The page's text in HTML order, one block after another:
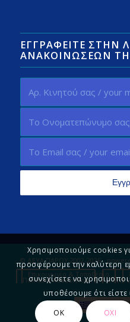
ΕΓΓΡΑΦΕΊΤΕ ΣΤΗΝ
ΑΝΑΚΟΙΝΏΣΕΩΝ
© ΔΕΥΑ ΠΑΡΟΥ 2002-2026 -
Επικοινωνία & Τοποθεσία
Πολιτική Απορρήτου Πείτε
Χρησιμοποιούμε cookies
προσφέρουμε την καλύτερη
συνεχίσετε να
υποθέσουμε ότι είστε
ΟΚ
ΟΧΙ